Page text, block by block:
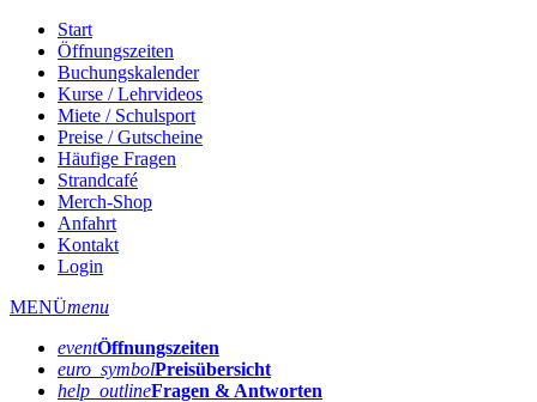
Start
Öffnungszeiten
Buchungskalender
Kurse / Lehrvideos
Miete / Schulsport
Preise / Gutscheine
Häufige Fragen
Strandcafé
Merch-Shop
Anfahrt
Kontakt
Login
MENÜmenu
eventÖffnungs­zeiten
euro_symbolPreis­übersicht
help_outlineFragen & Antworten